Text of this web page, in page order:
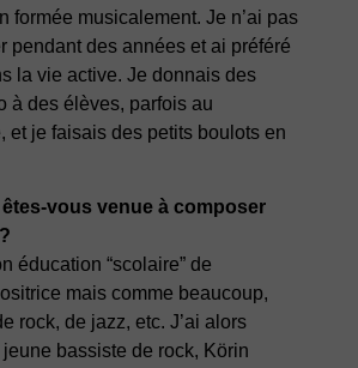
formée musicalement. Je n’ai pas
pendant des années et ai préféré
la vie active. Je donnais des
à des élèves, parfois au
et je faisais des petits boulots en
vous venue à composer
éducation “scolaire” de
mais comme beaucoup,
rock, de jazz, etc. J’ai alors
bassiste de rock, Körin